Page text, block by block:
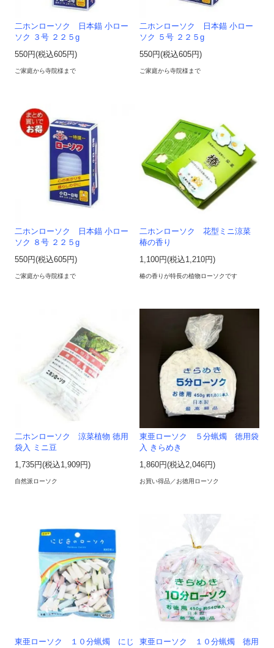
二ホンローソク 日本錨 小ロー
ソク ３号 ２２５g
550円(税込605円)
ご家庭から寺院様まで
二ホンローソク 日本錨 小ロー
ソク ５号 ２２５g
550円(税込605円)
ご家庭から寺院様まで
二ホンローソク 日本錨 小ロー
ソク ８号 ２２５g
550円(税込605円)
ご家庭から寺院様まで
二ホンローソク 花型ミニ涼菜
椿の香り
1,100円(税込1,210円)
椿の香りが特長の植物ローソクです
二ホンローソク 涼菜植物 徳用
袋入 ミニ豆
1,735円(税込1,909円)
自然派ローソク
東亜ローソク ５分蝋燭 徳用袋
入 きらめき
1,860円(税込2,046円)
お買い得品／お徳用ローソク
東亜ローソク １０分蝋燭 にじ
東亜ローソク １０分蝋燭 徳用